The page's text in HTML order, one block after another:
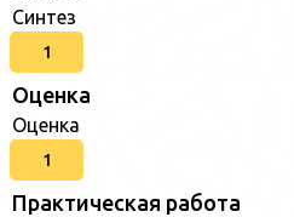
Синтез
1
Оценка
Оценка
1
Практическая работа